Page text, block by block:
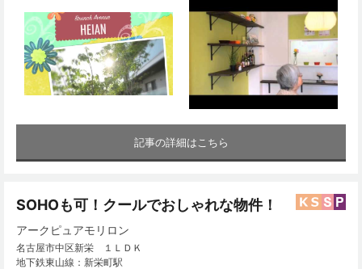
記事の詳細はこちら
SOHOも可！クールでおしゃれな物件！
アークピュアモリロン
名古屋市中区新栄 １ＬＤＫ
地下鉄東山線：新栄町駅